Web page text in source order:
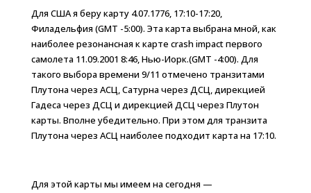
Для США я беру карту 4.07.1776, 17:10-17:20,
Филадельфия (GMT -5:00). Эта карта выбрана мной, как
наиболее резонансная к карте crash impact первого
самолета 11.09.2001 8:46, Нью-Иорк.(GMT -4:00). Для
такого выбора времени 9/11 отмечено транзитами
Плутона через АСЦ, Сатурна через ДСЦ, дирекцией
Гадеса через ДСЦ и дирекцией ДСЦ через Плутон
карты. Вполне убедительно. При этом для транзита
Плутона через АСЦ наиболее подходит карта на 17:10.
Для этой карты мы имеем на сегодня —